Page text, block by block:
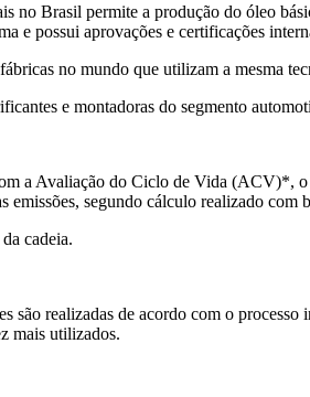
no Brasil permite a produção do óleo
possui aprovações e certificações
no mundo que utilizam a mesma
e montadoras do segmento
a Avaliação do Ciclo de Vida (ACV)*,
emissões, segundo cálculo realizado com
cadeia.
realizadas de acordo com o
mais utilizados.